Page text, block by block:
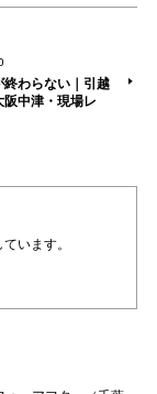
わらない｜引越
中津・現場レ
います。